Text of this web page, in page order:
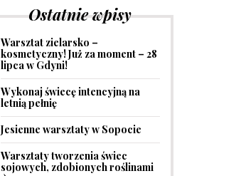
Ostatnie wpisy
Warsztat zielarsko –
kosmetyczny! Już za moment – 28
lipca w Gdyni!
Wykonaj świecę intencyjną na
letnią pełnię
Jesienne warsztaty w Sopocie
Warsztaty tworzenia świec
sojowych, zdobionych roślinami